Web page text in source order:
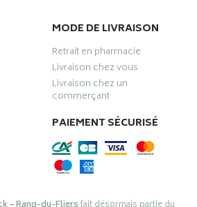
MODE DE LIVRAISON
Retrait en pharmacie
Livraison chez vous
Livraison chez un
commerçant
PAIEMENT SÉCURISÉ